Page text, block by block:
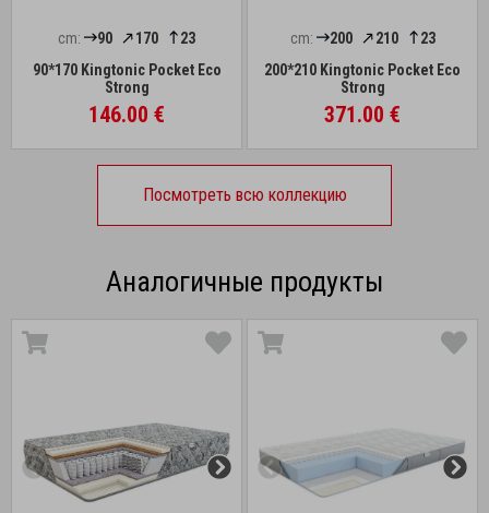
cm: 90 170
23
90*170 Kingtonic Pocket Eco
Strong
146.00 €
cm: 200 210
23
200*210 Kingtonic Pocket Eco
Strong
371.00 €
Посмотреть всю коллекцию
Аналогичные продукты